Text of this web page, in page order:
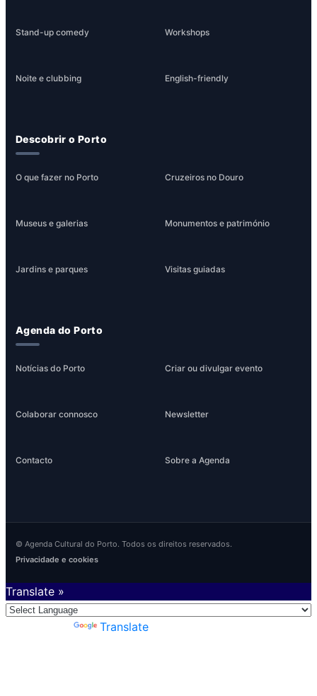
Stand-up comedy Workshops
Noite e clubbing English-friendly
Descobrir o Porto
O que fazer no Porto Cruzeiros no Douro
Museus e galerias Monumentos e património
Jardins e parques Visitas guiadas
Agenda do Porto
Notícias do Porto Criar ou divulgar evento
Colaborar connosco Newsletter
Contacto Sobre a Agenda
© Agenda Cultural do Porto. Todos os direitos reservados.
Privacidade e cookies
Translate »
Translate